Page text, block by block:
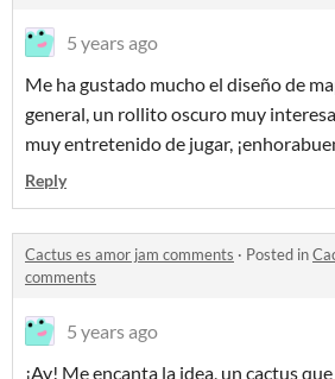
5 years ago
Me ha gustado mucho el diseño de
general, un rollito oscuro muy
muy entretenido de jugar,
Reply
Cactus es amor jam comments · Posted in
comments
5 years ago
¡Ay! Me encanta la idea, un cactus